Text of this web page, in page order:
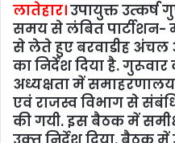
लातेहार।उपायुक्त उत्‍कर्ष
समय से लंबित पार्टीशन-
से लेते हुए बरवाडीह अंचल
का निर्देश दिया है. गुरूवार
अध्यक्षता में
एवं राजस्व विभाग से
की गयी. इस बैठक में